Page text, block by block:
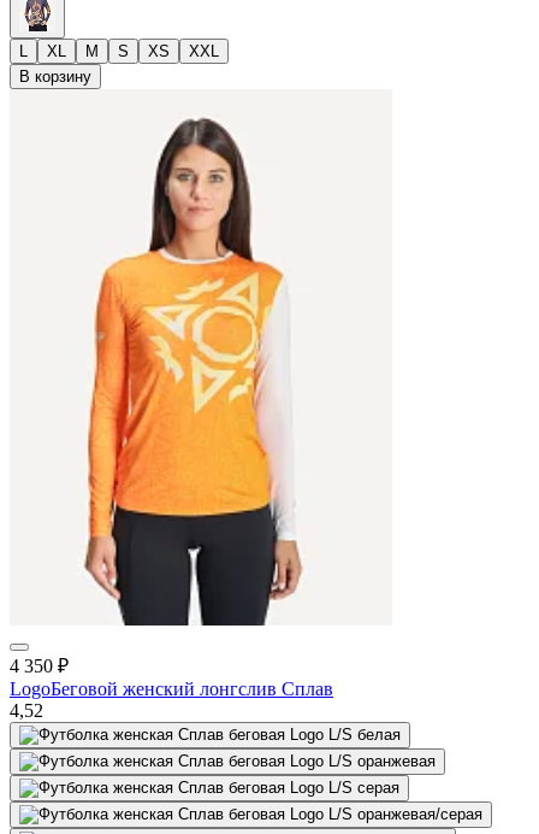
L XL M S XS
XXL
В корзину
4 350 ₽
LogoБеговой женский лонгслив Сплав
4,52